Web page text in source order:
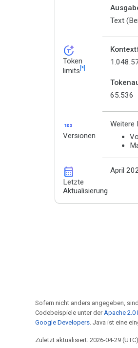
Text
token_auto
Token
limits [*]
65.536
123
Versionen
Weitere
calendar_month
Letzte
Aktualisierung
April
Sofern nicht anders angegeben,
Codebeispiele unter der Apache 2.0
Google Developers . Java ist eine
Zuletzt aktualisiert: 2026-04-29 (UTC).